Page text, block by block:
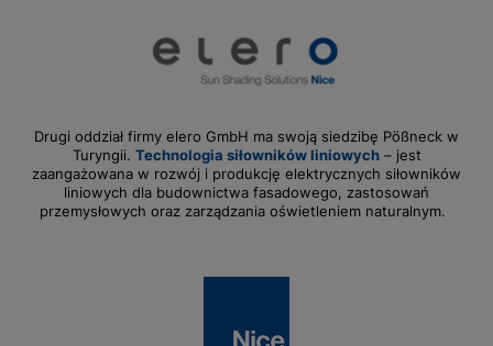
Drugi oddział firmy elero GmbH ma swoją siedzibę Pößneck w
Turyngii. Technologia siłowników liniowych– jest
zaangażowana w rozwój i produkcję elektrycznych siłowników
liniowych dla budownictwa fasadowego, zastosowań
przemysłowych oraz zarządzania oświetleniem naturalnym.